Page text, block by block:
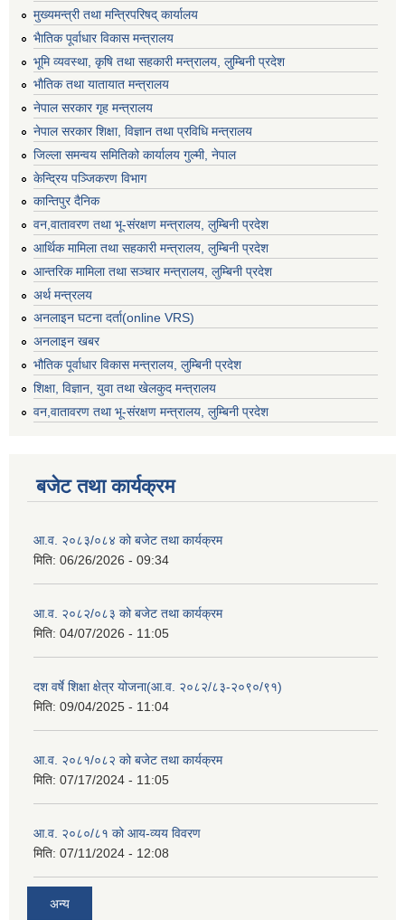
मुख्यमन्त्री तथा मन्त्रिपरिषद् कार्यालय
भैातिक पूर्वाधार विकास मन्त्रालय
भूमि व्यवस्था, कृषि तथा सहकारी मन्त्रालय, लु्म्बिनी प्रदेश
भाैतिक तथा यातायात मन्त्रालय
नेपाल सरकार गृह मन्त्रालय
नेपाल सरकार शिक्षा, विज्ञान तथा प्रविधि मन्त्रालय
जिल्ला समन्वय समितिको कार्यालय गुल्मी, नेपाल
केन्द्रिय पञ्जिकरण विभाग
कान्तिपुर दैनिक
वन,वातावरण तथा भू-संरक्षण मन्त्रालय, लुम्बिनी प्रदेश
आर्थिक मामिला तथा सहकारी मन्त्रालय, लुम्बिनी प्रदेश
आन्तरिक मामिला तथा सञ्चार मन्त्रालय, लुम्बिनी प्रदेश
अर्थ मन्त्रलय
अनलाइन घटना दर्ता(online VRS)
अनलाइन खबर
भौतिक पूर्वाधार विकास मन्त्रालय, लुम्बिनी प्रदेश
शिक्षा, विज्ञान, युवा तथा खेलकुद मन्‍‍त्रालय
वन,वातावरण तथा भू-संरक्षण मन्त्रालय, लुम्बिनी प्रदेश
बजेट तथा कार्यक्रम
आ.व. २०८३/०८४ को बजेट तथा कार्यक्रम
मिति: 06/26/2026 - 09:34
आ.व. २०८२/०८३ को बजेट तथा कार्यक्रम
मिति: 04/07/2026 - 11:05
दश वर्षे शिक्षा क्षेत्र योजना(आ.व. २०८२/८३-२०९०/९१)
मिति: 09/04/2025 - 11:04
आ.व. २०८१/०८२ को बजेट तथा कार्यक्रम
मिति: 07/17/2024 - 11:05
आ.व. २०८०/८१ को आय-व्यय विवरण
मिति: 07/11/2024 - 12:08
अन्य